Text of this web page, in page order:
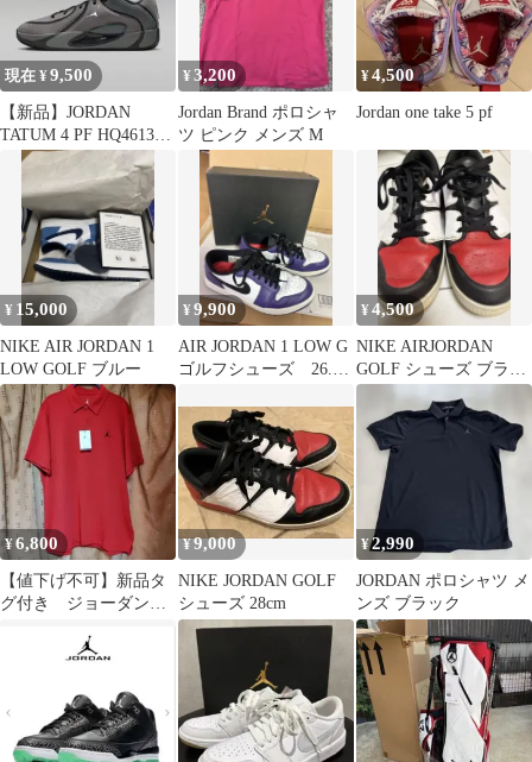
現在 ¥9,500
【新品】JORDAN
TATUM 4 PF HQ4613-
002 27cm
¥3,200
Jordan Brand ポロシャ
ツ ピンク メンズ M
¥4,500
Jordan one take 5 pf
¥ 15,000
NIKE AIR JORDAN 1
LOW GOLF ブルー
¥9,900
AIR JORDAN 1 LOW G
ゴルフシューズ 26.5
¥4,500
NIKE AIRJORDAN
GOLF シューズ ブラッ
ク レッドスパイクタイ
¥6,800
【値下げ不可】新品タ
グ付き ジョーダン
USXLサイズ①
¥9,000
NIKE JORDAN GOLF
シューズ 28cm
¥2,990
JORDAN ポロシャツ メ
ンズ ブラック